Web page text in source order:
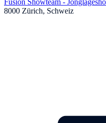
8000 Zürich, Schweiz